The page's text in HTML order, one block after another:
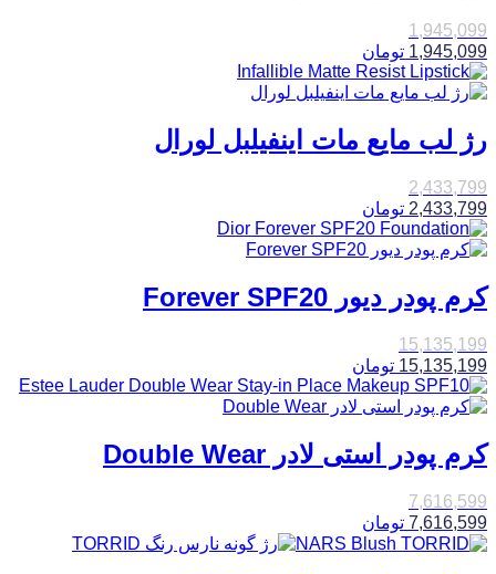
1,945,099
1,945,099 تومان
رژ لب مایع مات اینفیلبل لورال
2,433,799
2,433,799 تومان
کرم پودر دیور Forever SPF20
15,135,199
15,135,199 تومان
کرم پودر استی لادر Double Wear
7,616,599
7,616,599 تومان